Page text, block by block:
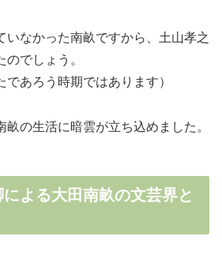
いなかった南畝ですから、土山孝之
でしょう。
であろう時期ではあります）
畝の生活に暗雲が立ち込めました。
よる大田南畝の文芸界と